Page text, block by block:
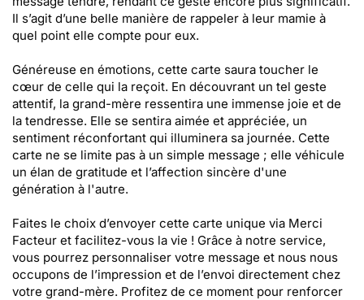
Il s’agit d’une belle manière de rappeler à leur mamie à
quel point elle compte pour eux.
Généreuse en émotions, cette carte saura toucher le
cœur de celle qui la reçoit. En découvrant un tel geste
attentif, la grand-mère ressentira une immense joie et de
la tendresse. Elle se sentira aimée et appréciée, un
sentiment réconfortant qui illuminera sa journée. Cette
carte ne se limite pas à un simple message ; elle véhicule
un élan de gratitude et l’affection sincère d'une
génération à l'autre.
Faites le choix d’envoyer cette carte unique via Merci
Facteur et facilitez-vous la vie ! Grâce à notre service,
vous pourrez personnaliser votre message et nous nous
occupons de l’impression et de l’envoi directement chez
votre grand-mère. Profitez de ce moment pour renforcer